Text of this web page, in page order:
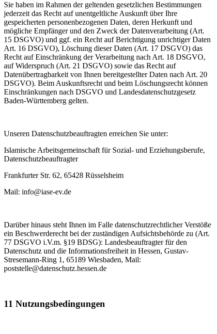
Sie haben im Rahmen der geltenden gesetzlichen Bestimmungen
jederzeit das Recht auf unentgeltliche Auskunft über Ihre
gespeicherten personenbezogenen Daten, deren Herkunft und
mögliche Empfänger und den Zweck der Datenverarbeitung (Art.
15 DSGVO) und ggf. ein Recht auf Berichtigung unrichtiger Daten
Art. 16 DSGVO), Löschung dieser Daten (Art. 17 DSGVO) das
Recht auf Einschränkung der Verarbeitung nach Art. 18 DSGVO,
auf Widerspruch (Art. 21 DSGVO) sowie das Recht auf
Datenübertragbarkeit von Ihnen bereitgestellter Daten nach Art. 20
DSGVO). Beim Auskunftsrecht und beim Löschungsrecht können
Einschränkungen nach DSGVO und Landesdatenschutzgesetz
Baden-Württemberg gelten.
Unseren Datenschutzbeauftragten erreichen Sie unter:
Islamische Arbeitsgemeinschaft für Sozial- und Erziehungsberufe,
Datenschutzbeauftragter
Frankfurter Str. 62, 65428 Rüsselsheim
Mail: info@iase-ev.de
Darüber hinaus steht Ihnen im Falle datenschutzrechtlicher Verstöße
ein Beschwerderecht bei der zuständigen Aufsichtsbehörde zu (Art.
77 DSGVO i.V.m. §19 BDSG): Landesbeauftragter für den
Datenschutz und die Informationsfreiheit in Hessen, Gustav-
Stresemann-Ring 1, 65189 Wiesbaden, Mail:
poststelle@datenschutz.hessen.de
11 Nutzungsbedingungen